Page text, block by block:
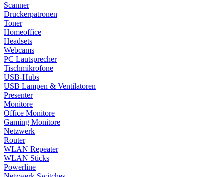
Scanner
Druckerpatronen
Toner
Homeoffice
Headsets
Webcams
PC Lautsprecher
Tischmikrofone
USB-Hubs
USB Lampen & Ventilatoren
Presenter
Monitore
Office Monitore
Gaming Monitore
Netzwerk
Router
WLAN Repeater
WLAN Sticks
Powerline